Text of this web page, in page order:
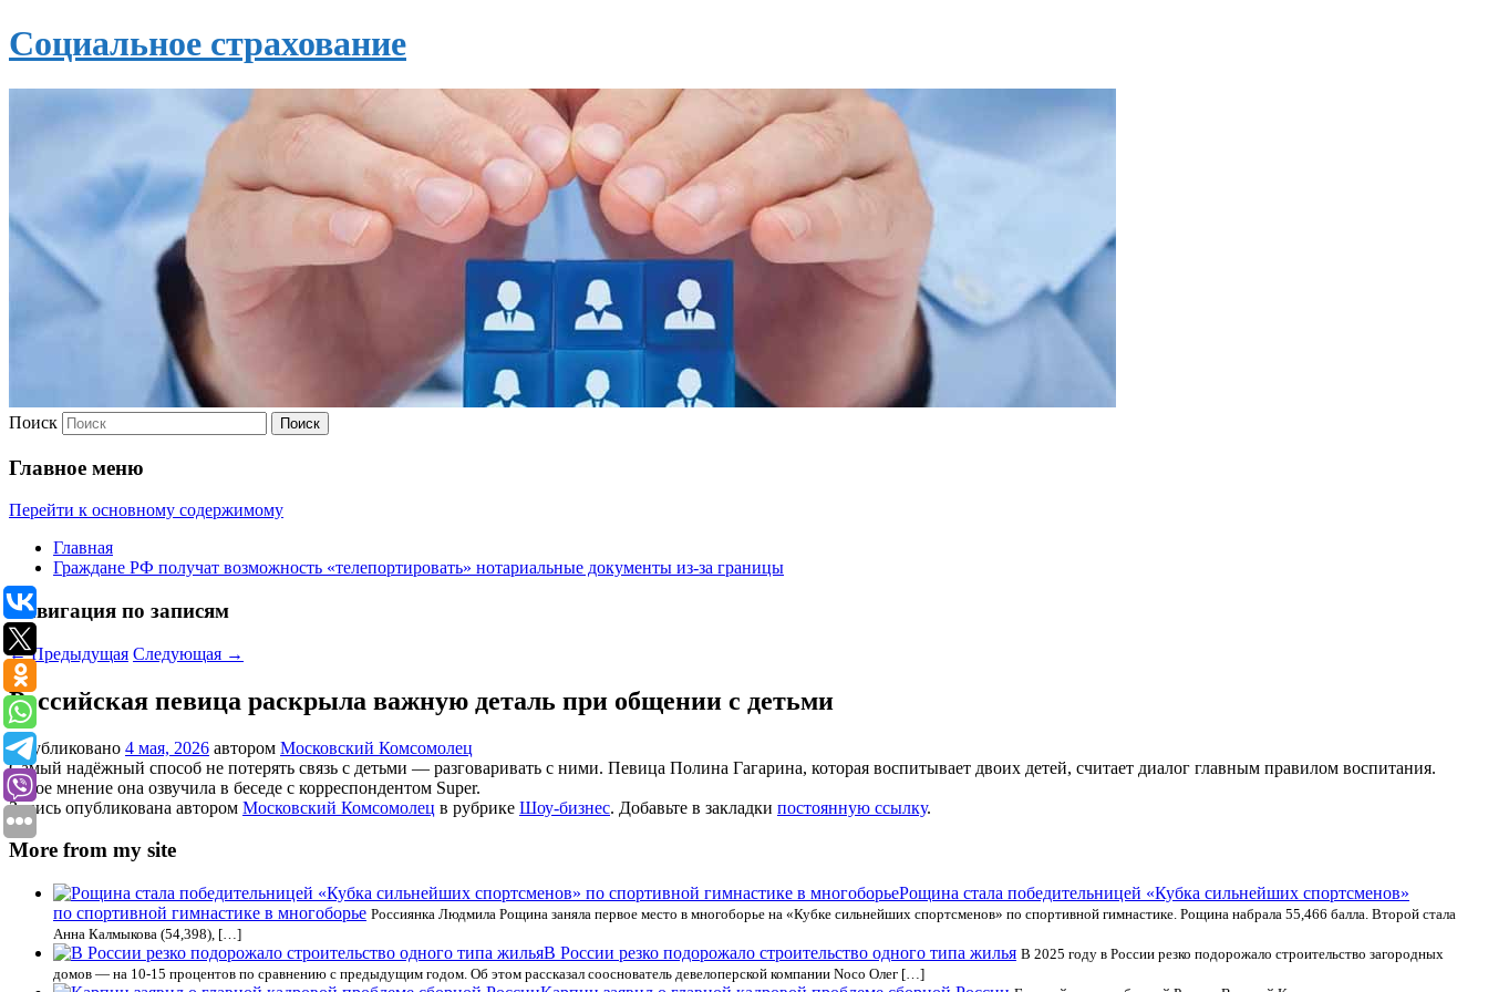
Социальное страхование
Поиск
Главное меню
Перейти к основному содержимому
Главная
Граждане РФ получат возможность «телепортировать» нотариальные документы из-за границы
Навигация по записям
←Предыдущая Следующая →
Российская певица раскрыла важную деталь при общении с детьми
Опубликовано 4 мая, 2026 автором Московский Комсомолец
Самый надёжный способ не потерять связь с детьми — разговаривать с ними. Певица Полина Гагарина, которая воспитывает двоих детей, считает диалог главным правилом воспитания.
Такое мнение она озвучила в беседе с корреспондентом Super.
Запись опубликована автором Московский Комсомолец в рубрике Шоу-бизнес. Добавьте в закладки постоянную ссылку.
More from my site
Рощина стала победительницей «Кубка сильнейших спортсменов»
по спортивной гимнастике в многоборье Россиянка Людмила Рощина заняла первое место в многоборье на «Кубке сильнейших спортсменов» по спортивной гимнастике. Рощина набрала 55,466 балла. Второй стала
Анна Калмыкова (54,398), […]
В России резко подорожало строительство одного типа жилья В 2025 году в России резко подорожало строительство загородных
домов — на 10-15 процентов по сравнению с предыдущим годом. Об этом рассказал сооснователь девелоперской компании Noco Олег […]